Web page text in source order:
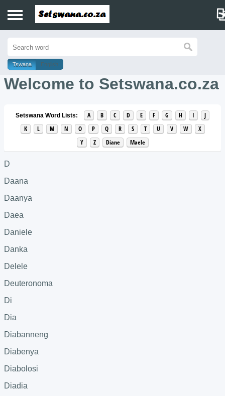
History
Dictionary
Idioms
Music
Tswana English
Welcome to Setswana.co.za
Setswana Word Lists: A B C D E F G H I
J
K
L M N O P Q R S T U V W
X
Y
Z Diane Maele
D
Daana
Daanya
Daea
Daniele
Danka
Delele
Deuteronoma
Di
Dia
Diabanneng
Diabenya
Diabolosi
Diadia